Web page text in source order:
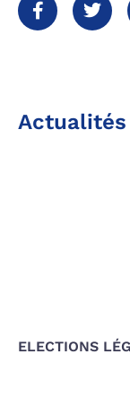
Actualités
ELECTIONS